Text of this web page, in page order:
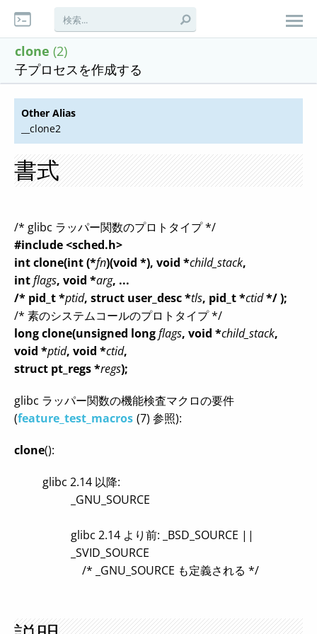
clone (2)
子プロセスを作成する
Other Alias
__clone2
書式
/* glibc ラッパー関数のプロトタイプ */
#include <sched.h>
int clone(int (*fn)(void *), void *child_stack,
intflags, void *arg, ...
/* pid_t *ptid, struct user_desc *tls, pid_t *ctid*/ );
/* 素のシステムコールのプロトタイプ */
long clone(unsigned longflags, void *child_stack,
void *ptid, void *ctid,
struct pt_regs *regs);
glibc ラッパー関数の機能検査マクロの要件
(feature_test_macros (7) 参照):
clone():
glibc 2.14 以降:
_GNU_SOURCE
glibc 2.14 より前: _BSD_SOURCE ||
_SVID_SOURCE
/* _GNU_SOURCE も定義される */